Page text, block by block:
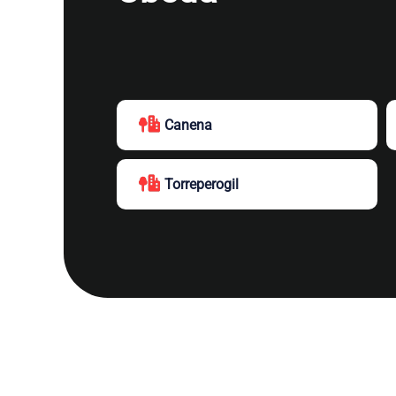
Canena
Torreperogil